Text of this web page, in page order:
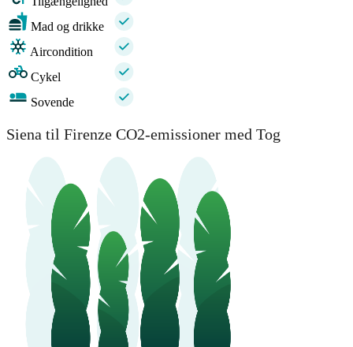
Mad og drikke
Aircondition
Cykel
Sovende
Siena til Firenze CO2-emissioner med Tog